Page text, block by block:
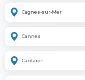
Cagnes-sur-Mer
Cannes
Cantaron